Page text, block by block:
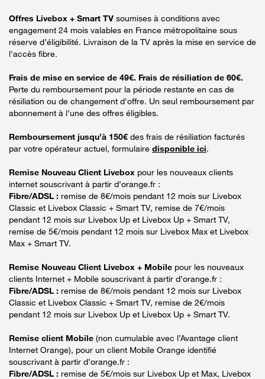
Offres Livebox + Smart TV soumises à conditions avec
engagement 24 mois valables en France métropolitaine sous
réserve d’éligibilité. Livraison de la TV après la mise en service de
l'accès fibre.
Frais de mise en service de 49€. Frais de résiliation de 60€.
Perte du remboursement pour la période restante en cas de
résiliation ou de changement d'offre. Un seul remboursement par
abonnement à l’une des offres éligibles.
Remboursement jusqu’à 150€ des frais de résiliation facturés
par votre opérateur actuel, formulaire disponible ici.
Remise Nouveau Client Livebox pour les nouveaux clients
internet souscrivant à partir d’orange.fr :
Fibre/ADSL : remise de 8€/mois pendant 12 mois sur Livebox
Classic et Livebox Classic + Smart TV, remise de 7€/mois
pendant 12 mois sur Livebox Up et Livebox Up + Smart TV,
remise de 5€/mois pendant 12 mois sur Livebox Max et Livebox
Max + Smart TV.
Remise Nouveau Client Livebox + Mobile pour les nouveaux
clients Internet + Mobile souscrivant à partir d’orange.fr :
Fibre/ADSL : remise de 8€/mois pendant 12 mois sur Livebox
Classic et Livebox Classic + Smart TV, remise de 2€/mois
pendant 12 mois sur Livebox Up et Livebox Up + Smart TV.
Remise client Mobile (non cumulable avec l’Avantage client
Internet Orange), pour un client Mobile Orange identifié
souscrivant à partir d’orange.fr :
Fibre/ADSL : remise de 5€/mois sur Livebox Up et Max, Livebox